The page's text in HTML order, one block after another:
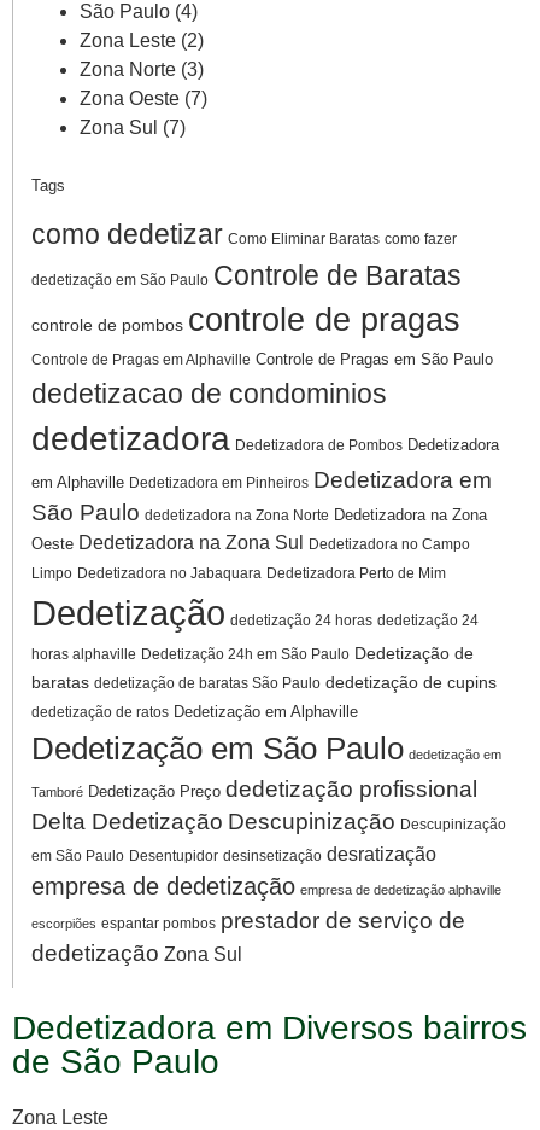
São Paulo (4)
Zona Leste (2)
Zona Norte (3)
Zona Oeste (7)
Zona Sul (7)
Tags
como dedetizar Como Eliminar Baratas como fazer
dedetização em São Paulo Controle de Baratas
controle de pombos controle de pragas
Controle de Pragas em Alphaville Controle de Pragas em São Paulo
dedetizacao de condominios
dedetizadora Dedetizadora de Pombos Dedetizadora
em Alphaville Dedetizadora em Pinheiros Dedetizadora em
São Paulo dedetizadora na Zona Norte Dedetizadora na Zona
Oeste Dedetizadora na Zona Sul
Dedetizadora no Campo
Limpo Dedetizadora no Jabaquara Dedetizadora Perto de Mim
Dedetização dedetização 24 horas dedetização 24
horas alphaville Dedetização 24h em São Paulo Dedetização de
baratas dedetização de baratas São Paulo dedetização de cupins
dedetização de ratos Dedetização em Alphaville
Dedetização em São Paulo dedetização em
Tamboré Dedetização Preço dedetização profissional
Delta Dedetização Descupinização Descupinização
em São Paulo Desentupidor desinsetização desratização
empresa de dedetização empresa de dedetização alphaville
escorpiões espantar pombos prestador de serviço de
dedetização Zona Sul
Dedetizadora em Diversos bairros
de São Paulo
Zona Leste